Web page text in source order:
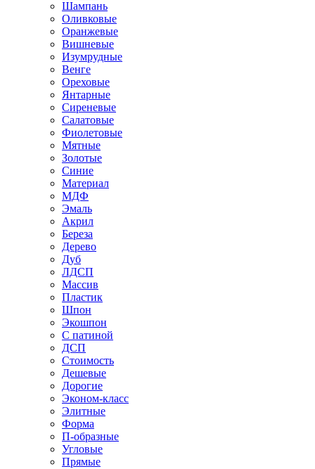
Шампань
Оливковые
Оранжевые
Вишневые
Изумрудные
Венге
Ореховые
Янтарные
Сиреневые
Салатовые
Фиолетовые
Мятные
Золотые
Синие
Материал
МДФ
Эмаль
Акрил
Береза
Дерево
Дуб
ЛДСП
Массив
Пластик
Шпон
Экошпон
С патиной
ДСП
Стоимость
Дешевые
Дорогие
Эконом-класс
Элитные
Форма
П-образные
Угловые
Прямые